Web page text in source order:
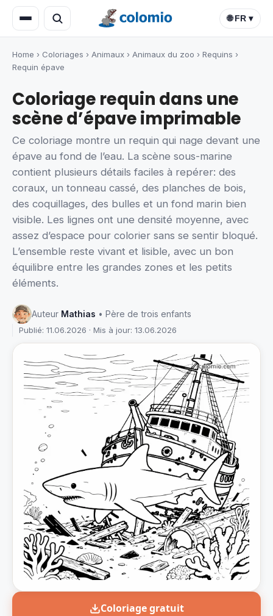
🌐 FR ▾
Home › Coloriages › Animaux › Animaux du zoo › Requins ›
Requin épave
Coloriage requin dans une
scène d’épave imprimable
Ce coloriage montre un requin qui nage devant une
épave au fond de l’eau. La scène sous-marine
contient plusieurs détails faciles à repérer: des
coraux, un tonneau cassé, des planches de bois,
des coquillages, des bulles et un fond marin bien
visible. Les lignes ont une densité moyenne, avec
assez d’espace pour colorier sans se sentir bloqué.
L’ensemble reste vivant et lisible, avec un bon
équilibre entre les grandes zones et les petits
éléments.
Auteur Mathias • Père de trois enfants
Publié: 11.06.2026 · Mis à jour: 13.06.2026
Coloriage gratuit